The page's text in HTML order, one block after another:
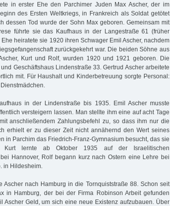
in erster Ehe den Parchimer Juden Max Ascher, der im
des Ersten Weltkriegs, in Frankreich als Soldat getötet
dessen Tod wurde der Sohn Max geboren. Gemeinsam mit
führte sie das Kaufhaus in der Langestraße 61 (früher
heiratete sie 1920 ihren Schwager Emil Ascher, nachdem
zurückgekehrt war. Die beiden Söhne aus
Kurt und Rolf, wurden 1920 und 1921 geboren. Die
Geschäftshaus Lindenstraße 33. Gertrud Ascher arbeitete
mit. Für Haushalt und Kinderbetreuung sorgte Personal:
in der Lindenstraße bis 1935. Emil Ascher musste
versteigern lassen. Man stellte ihm eine auf acht Tage
anschließendem Zahlungsbefehl zu, so dass ihm nur die
erhielt er zu dieser Zeit nicht annähernd den Wert seines
in Parchim das Friedrich-Franz-Gymnasium besucht, das sie
Kurt lernte ab Oktober 1935 auf der Israelitischen
Hannover, Rolf begann kurz nach Ostern eine Lehre bei
in Hildesheim.
Ascher nach Hamburg in die Tornquiststraße 88. Schon seit
in Hamburg, der bei der Firma Robinson Arbeit gefunden
Ascher Geld, um sich eine neue Existenz aufzubauen. Über